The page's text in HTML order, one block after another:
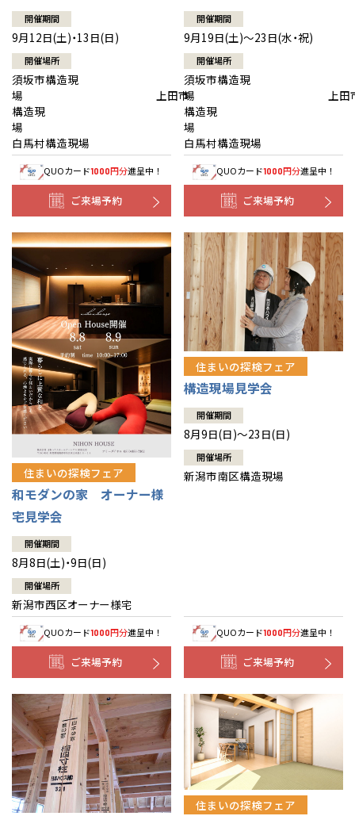
開催期間
9月12日(土)・13日(日)
開催場所
須坂市構造現
場 上田市
構造現
場
白馬村構造現場
QUOカード1000円分進呈中！
ご来場予約
開催期間
9月19日(土)～23日(水・祝)
開催場所
須坂市構造現
場 上田
構造現
白馬村構造現場
QUOカード1000円分進呈中！
ご来場予約
住まいの探検フェア
和モダンの家 オーナー様
宅見学会
開催期間
8月8日(土)・9日(日)
開催場所
新潟市西区オーナー様宅
QUOカード1000円分進呈中！
ご来場予約
住まいの探検フェア
構造現場見学会
開催期間
8月9日(日)～23日(日)
開催場所
新潟市南区構造現場
QUOカード1000円分進呈中！
ご来場予約
住まいの探検フェア